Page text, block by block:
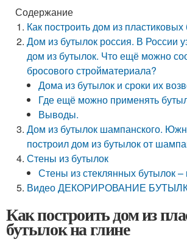
Содержание
Как построить дом из
Дом из бутылок россия. В России
дом из бутылок. Что ещё можно
бросового стройматериала?
Дома из бутылок и сроки их
Где ещё можно применять
Выводы.
Дом из бутылок шампанского.
построил дом из бутылок от
Стены из бутылок
Стены из стеклянных бутылок
Видео ДЕКОРИРОВАНИЕ
Как построить дом из
бутылок на глине